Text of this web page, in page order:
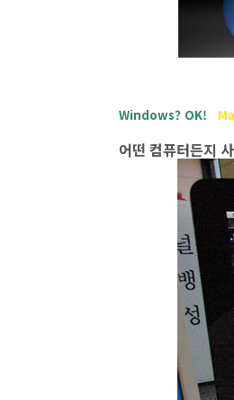
Windows? OK!
어떤 컴퓨터든지